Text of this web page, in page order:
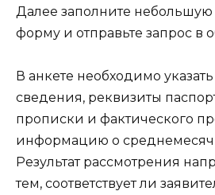
Далее заполните
форму и отправьте запрос в
В анкете необходимо
сведения, реквизиты
прописки и фактического
информацию о
Результат рассмотрения
тем, соответствует ли